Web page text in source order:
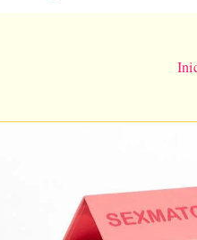
¡Date prisa! Solo quedan 2
Set De 7 Piezas
Together &
Six-In-
De